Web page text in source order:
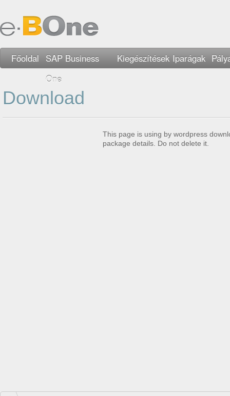
Főoldal
SAP Business
One
Kiegészítések Iparágak
Download
This page is using by wordpress
package details. Do not delete it.